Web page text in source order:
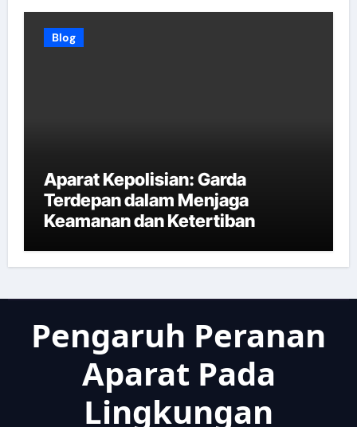
Blog
Aparat Kepolisian: Garda
Terdepan dalam Menjaga
Keamanan dan Ketertiban
Pengaruh Peranan
Aparat Pada
Lingkungan